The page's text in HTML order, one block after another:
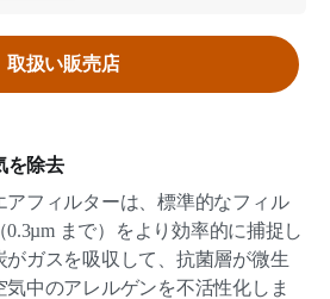
を除去
アフィルターは、標準的なフィル
まで）をより効率的に捕捉し
がガスを吸収して、抗菌層が微生
中のアレルゲンを不活性化しま
取扱い販売店